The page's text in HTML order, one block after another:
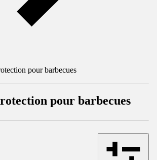
pour barbecues
pour barbecues